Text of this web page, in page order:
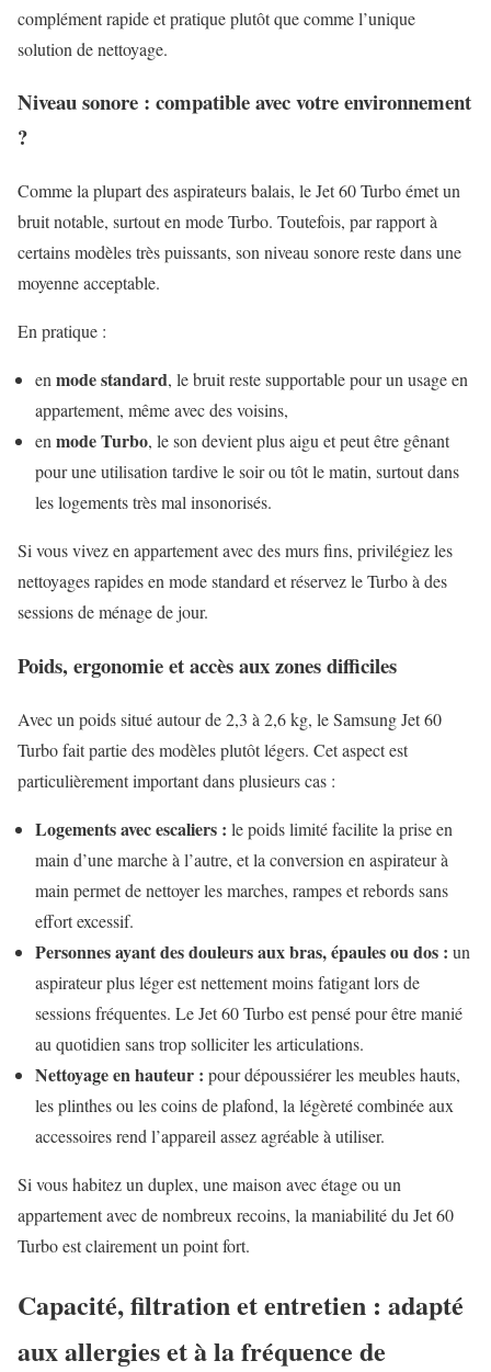
complément rapide et pratique plutôt que comme l’unique
solution de nettoyage.
Niveau sonore : compatible avec votre environnement
?
Comme la plupart des aspirateurs balais, le Jet 60 Turbo émet un
bruit notable, surtout en mode Turbo. Toutefois, par rapport à
certains modèles très puissants, son niveau sonore reste dans une
moyenne acceptable.
En pratique :
en mode standard, le bruit reste supportable pour un usage en
appartement, même avec des voisins,
en mode Turbo, le son devient plus aigu et peut être gênant
pour une utilisation tardive le soir ou tôt le matin, surtout dans
les logements très mal insonorisés.
Si vous vivez en appartement avec des murs fins, privilégiez les
nettoyages rapides en mode standard et réservez le Turbo à des
sessions de ménage de jour.
Poids, ergonomie et accès aux zones difficiles
Avec un poids situé autour de 2,3 à 2,6 kg, le Samsung Jet 60
Turbo fait partie des modèles plutôt légers. Cet aspect est
particulièrement important dans plusieurs cas :
Logements avec escaliers : le poids limité facilite la prise en
main d’une marche à l’autre, et la conversion en aspirateur à
main permet de nettoyer les marches, rampes et rebords sans
effort excessif.
Personnes ayant des douleurs aux bras, épaules ou dos : un
aspirateur plus léger est nettement moins fatigant lors de
sessions fréquentes. Le Jet 60 Turbo est pensé pour être manié
au quotidien sans trop solliciter les articulations.
Nettoyage en hauteur : pour dépoussiérer les meubles hauts,
les plinthes ou les coins de plafond, la légèreté combinée aux
accessoires rend l’appareil assez agréable à utiliser.
Si vous habitez un duplex, une maison avec étage ou un
appartement avec de nombreux recoins, la maniabilité du Jet 60
Turbo est clairement un point fort.
Capacité, filtration et entretien : adapté
aux allergies et à la fréquence de